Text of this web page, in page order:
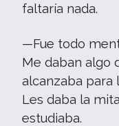
faltaría nada.
—Fue todo
Me daban algo
alcanzaba para
Les daba la
estudiaba.